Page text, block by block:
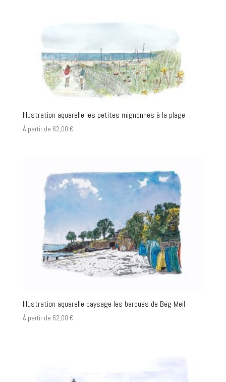
Illustration aquarelle les petites mignonnes à la plage
À partir de 62,00 €
Illustration aquarelle paysage les barques de Beg Meil
À partir de 62,00 €